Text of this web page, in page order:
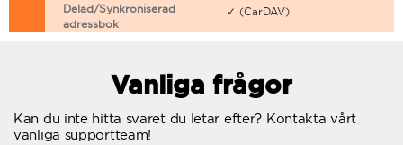
Delad/Synkroniserad
adressbok
✓ (CarDAV)
Vidarebefordring av e-post
Vanliga frågor
Kan du inte hitta svaret du letar efter? Kontakta vårt
vänliga supportteam!